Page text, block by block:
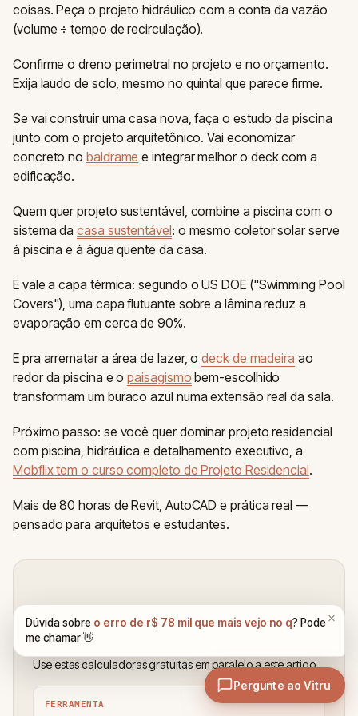
coisas. Peça o projeto hidráulico com a conta da vazão
(volume ÷ tempo de recirculação).
Confirme o dreno perimetral no projeto e no orçamento.
Exija laudo de solo, mesmo no quintal que parece firme.
Se vai construir uma casa nova, faça o estudo da piscina
junto com o projeto arquitetônico. Vai economizar
concreto nobaldrame e integrar melhor o deck com a
edificação.
Quem quer projeto sustentável, combine a piscina com o
sistema dacasa sustentável: o mesmo coletor solar serve
à piscina e à água quente da casa.
E vale a capa térmica: segundo o US DOE ("Swimming Pool
Covers"), uma capa flutuante sobre a lâmina reduz a
evaporação em cerca de 90%.
E pra arrematar a área de lazer, odeck de madeira ao
redor da piscina e opaisagismo bem-escolhido
transformam um buraco azul numa extensão real da sala.
Próximo passo: se você quer dominar projeto residencial
com piscina, hidráulica e detalhamento executivo, a
Mobflix tem o curso completo de Projeto Residencial.
Mais de 80 horas de Revit, AutoCAD e prática real —
pensado para arquitetos e estudantes.
Ferramentas que ajudam com este
conteudo
Use estas calculadoras gratuitas em paralelo a este artigo.
FERRAMENTA